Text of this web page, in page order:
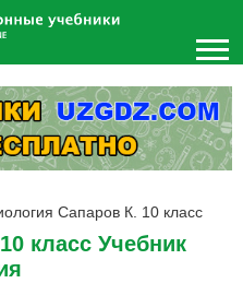
Сапаров К. 10 класс
класс Учебник